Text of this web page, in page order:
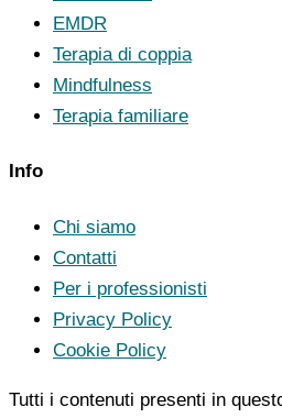
EMDR
Terapia di coppia
Mindfulness
Terapia familiare
Info
Chi siamo
Contatti
Per i professionisti
Privacy Policy
Cookie Policy
Tutti i contenuti presenti in